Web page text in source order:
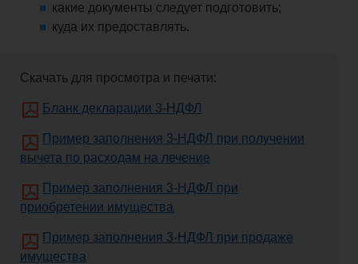
Закрытие
какие документы следует подготовить;
куда их предоставлять.
Скачать для просмотра и печати:
Бланк декларации 3-НДФЛ
Пример заполнения 3-НДФЛ при получении
вычета по расходам на лечение
Пример заполнения 3-НДФЛ при
приобретении имущества
Пример заполнения 3-НДФЛ при продаже
имущества